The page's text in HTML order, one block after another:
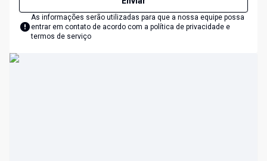
As informações serão utilizadas para que a nossa equipe possa
entrar em contato de acordo com a política de privacidade e
termos de serviço